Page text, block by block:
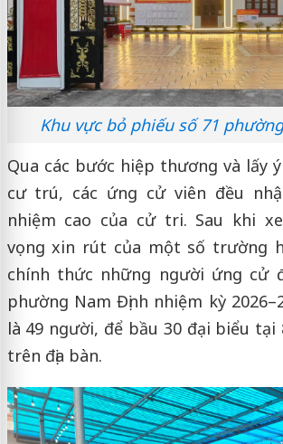
Khu vực bỏ phiếu số 71
Qua các bước hiệp thương và lấy
cư trú, các ứng cử viên đều
nhiệm cao của cử tri. Sau khi
vọng xin rút của một số trường
chính thức những người ứng cử
phường Nam Định nhiệm kỳ
là 49 người, để bầu 30 đại biểu tại
trên địa bàn.